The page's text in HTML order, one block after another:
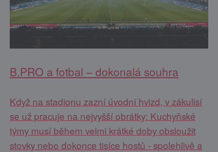
B.PRO a fotbal – dokonalá souhra
Když na stadionu zazní úvodní hvizd, v zákulisí
se už pracuje na nejvyšší obrátky: Kuchyňské
týmy musí během velmi krátké doby obsloužit
stovky nebo dokonce tisíce hostů - spolehlivě a